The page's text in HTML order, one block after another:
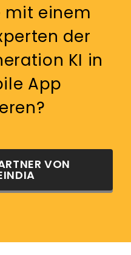
mit einem
der
KI in
App
VON